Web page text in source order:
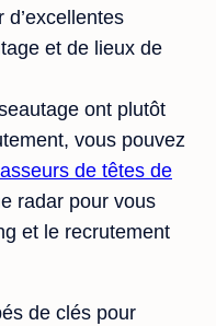
et de lieux de
ont plutôt
vous pouvez
de têtes de
radar pour vous
et le recrutement
de clés pour